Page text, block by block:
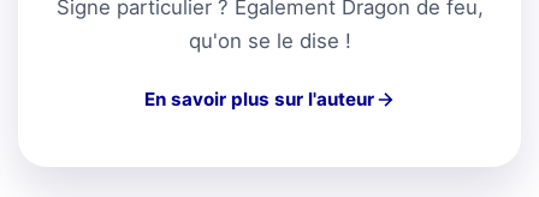
Signe particulier ? Également Dragon de feu,
qu'on se le dise !
En savoir plus sur l'auteur